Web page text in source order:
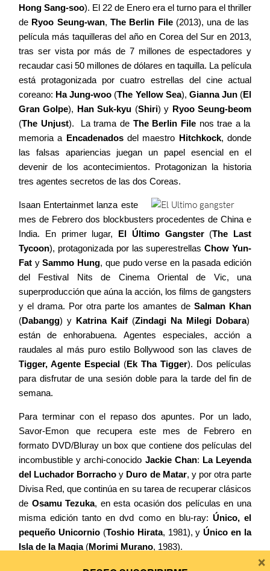
Hong Sang-soo). El 22 de Enero era el turno para el thriller
de Ryoo Seung-wan,The Berlin File(2013), una de las
película más taquilleras del año en Corea del Sur en 2013,
tras ser vista por más de 7 millones de espectadores y
recaudar casi 50 millones de dólares en taquilla. La película
está protagonizada por cuatro estrellas del cine actual
coreano: Ha Jung-woo (The Yellow Sea), Gianna Jun(El
Gran Golpe), Han Suk-kyu (Shiri) y Ryoo Seung-beom
(The Unjust). La trama de The Berlin Filenos trae a la
memoria a Encadenadosdel maestro Hitchkock, donde
las falsas apariencias juegan un papel esencial en el
devenir de los acontecimientos. Protagonizan la historia
tres agentes secretos de las dos Coreas.
Isaan Entertainmet lanza este
mes de Febrero dos blockbusters procedentes de China e
India. En primer lugar, El Último Gangster(The Last
Tycoon), protagonizada por las superestrellasChow Yun-
Fat ySammo Hung, que pudo verse en la pasada edición
del Festival Nits de Cinema Oriental de Vic, una
superproducción que aúna la acción, los films de gangsters
y el drama. Por otra parte los amantes deSalman Khan
(Dabangg) y Katrina Kaif (Zindagi Na Milegi Dobara)
están de enhorabuena. Agentes especiales, acción a
raudales al más puro estilo Bollywood son las claves de
Tigger, Agente Especial (Ek Tha Tigger). Dos películas
para disfrutar de una sesión doble para la tarde del fin de
semana.
Para terminar con el repaso dos apuntes. Por un lado,
Savor-Emon que recupera este mes de Febrero en
formato DVD/Bluray un box que contiene dos películas del
incombustible y archi-conocido Jackie Chan: La Leyenda
del Luchador Borracho y Duro de Matar, y por otra parte
Divisa Red, que continúa en su tarea de recuperar clásicos
de Osamu Tezuka, en esta ocasión dos películas en una
misma edición tanto en dvd como en blu-ray: Único, el
pequeño Unicornio(Toshio Hirata, 1981), yÚnico en la
Isla de la Magia(Morimi Murano, 1983).
×